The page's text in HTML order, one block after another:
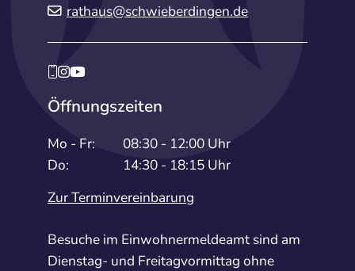
rathaus@schwieberdingen.de
Öffnungszeiten
Mo - Fr:
08:30 - 12:00 Uhr
Do:
14:30 - 18:15 Uhr
Zur Terminvereinbarung
Besuche im Einwohnermeldeamt sind am
Dienstag- und Freitagvormittag ohne